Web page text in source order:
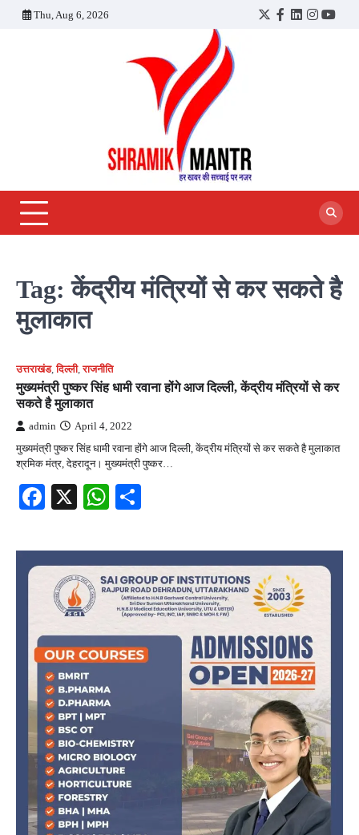
Thu, Aug 6, 2026
Twitter
Facebook
LinkedIn
Tag:केंद्रीय मंत्रियों से कर सकते है
मुलाकात
उत्तराखंड,दिल्ली,राजनीति
मुख्यमंत्री पुष्कर सिंह धामी रवाना होंगे आज दिल्‍ली, केंद्रीय मंत्रियों से कर
सकते है मुलाकात
admin April 4, 2022
मुख्यमंत्री पुष्कर सिंह धामी रवाना होंगे आज दिल्‍ली, केंद्रीय मंत्रियों से कर सकते है मुलाकात
श्रमिक मंत्र, देहरादून। मुख्यमंत्री पुष्कर…
Facebook
X WhatsApp